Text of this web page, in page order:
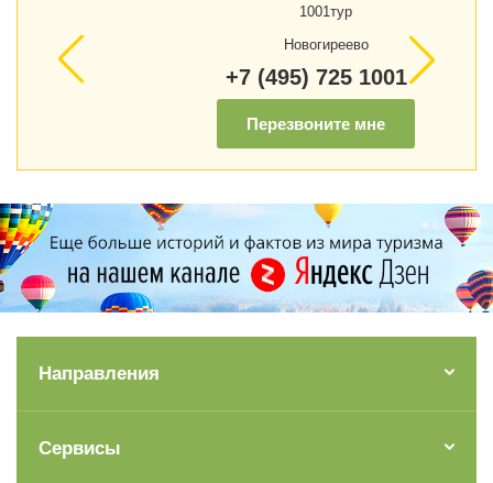
1001тур
Новогиреево
+7 (495) 725 1001
Перезвоните мне
Направления
Сервисы